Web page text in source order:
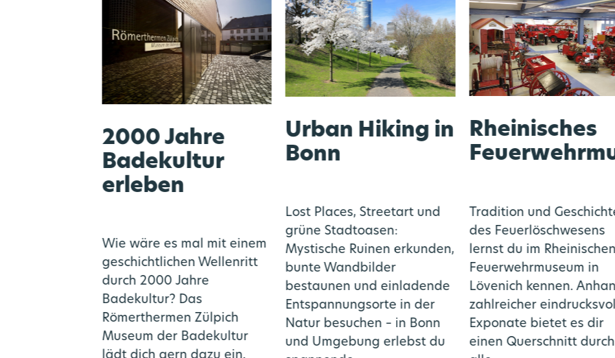
in der Eifel
2000 Jahre
Badekultur
erleben
Wie wäre es mal mit einem
geschichtlichen Wellenritt
durch 2000 Jahre
Badekultur? Das
Römerthermen Zülpich
Museum der Badekultur
Urban Hiking in
Bonn
Lost Places, Streetart und
grüne Stadtoasen:
Mystische Ruinen erkunden,
bunte Wandbilder
bestaunen und einladende
Entspannungsorte in der
Natur besuchen – in Bonn
und Umgebung erlebst du
Rheinisches
Tradition und
des Feuerlöschwesens
lernst du im Rheinischen
Feuerwehrmuseum in
Lövenich kennen.
zahlreicher
Exponate bietet es dir
einen Querschnitt durch